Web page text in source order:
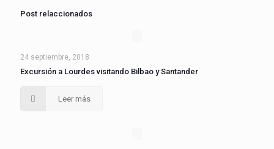
Post relaccionados
24 septiembre, 2018
Excursión a Lourdes visitando Bilbao y Santander
Leer más